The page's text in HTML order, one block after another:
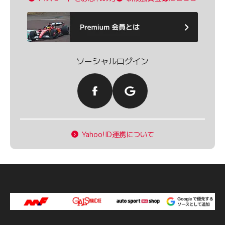
ソーシャルログイン
Yahoo!ID連携について